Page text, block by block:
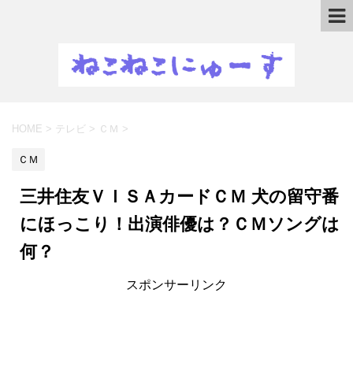
HOME > テレビ > ＣＭ >
ＣＭ
三井住友ＶＩＳＡカードＣＭ 犬の留守番
にほっこり！出演俳優は？ＣＭソングは
何？
スポンサーリンク